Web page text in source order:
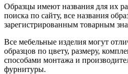
Образцы имеют названия для их
поиска по сайту, все названия
зарегистрированным товарным
Все мебельные изделия могут
образцов по цвету, размеру,
способами монтажа и
фурнитуры.